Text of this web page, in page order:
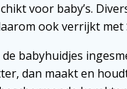
voor baby’s.
ook verrijkt met
babyhuidjes
dan maakt en